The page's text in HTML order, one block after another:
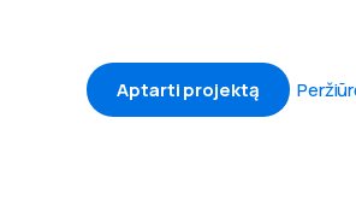
Aptarti projektą